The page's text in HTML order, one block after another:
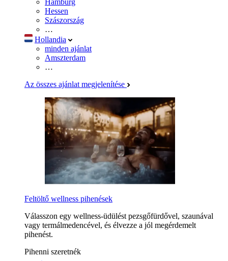
Hamburg
Hessen
Szászország
…
Hollandia
minden ajánlat
Amszterdam
…
Az összes ajánlat megjelenítése
Feltöltő wellness pihenések
Válasszon egy wellness-üdülést pezsgőfürdővel, szaunával
vagy termálmedencével, és élvezze a jól megérdemelt
pihenést.
Pihenni szeretnék